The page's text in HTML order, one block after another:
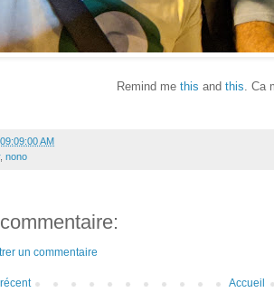
Remind methis andthis .
AM
, nono
un commentaire
Accueil